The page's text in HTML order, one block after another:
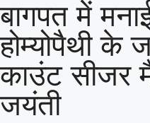
|
बागपत में
होम्योपैथी के
काउंट सीजर
जयंती